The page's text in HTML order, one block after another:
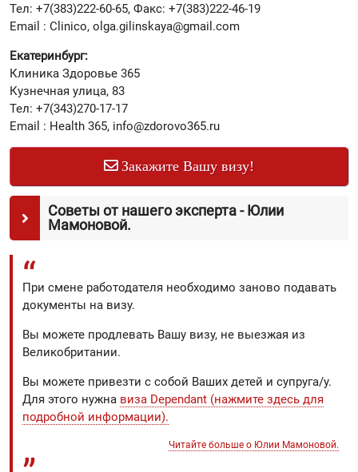
Тел: +7(383)222-60-65, Факс: +7(383)222-46-19
Email : Clinico, olga.gilinskaya@gmail.com
Екатеринбург:
Клиника Здоровье 365
Кузнечная улица, 83
Тел: +7(343)270-17-17
Email : Health 365, info@zdorovo365.ru
Закажите Вашу визу!
Советы от нашего эксперта - Юлии
Мамоновой.
При смене работодателя необходимо заново подавать
документы на визу.
Вы можете продлевать Вашу визу, не выезжая из
Великобритании.
Вы можете привезти с собой Ваших детей и супруга/у.
Для этого нужна виза Dependаnt (нажмите здесь для
подробной информации).
Читайте больше о Юлии Мамоновой.